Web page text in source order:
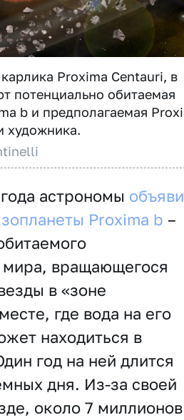
Proxima Centauri, в
потенциально обитаемая
b и предполагаемая
художника.
астрономы
Proxima b –
мира, вращающегося
в «зоне
где вода на его
находиться в
год на ней длится
дня. Из-за своей
около 7 миллионов